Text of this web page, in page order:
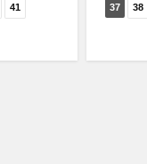
41 37 38